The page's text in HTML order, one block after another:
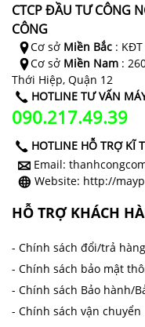
CTCP ĐẦU TƯ CÔNG
CÔNG
Cơ sở Miền Bắc :
Cơ sở Miền Nam :
Thới Hiệp, Quận 12
HOTLINE TƯ VẤN
090.217.49.39
HOTLINE HỖ TRỢ KĨ
Email:
Website: http://
HỖ TRỢ KHÁCH
- Chính sách đổi/trả
- Chính sách bảo mật
- Chính sách Bảo hành/
- Chính sách vận chuyển